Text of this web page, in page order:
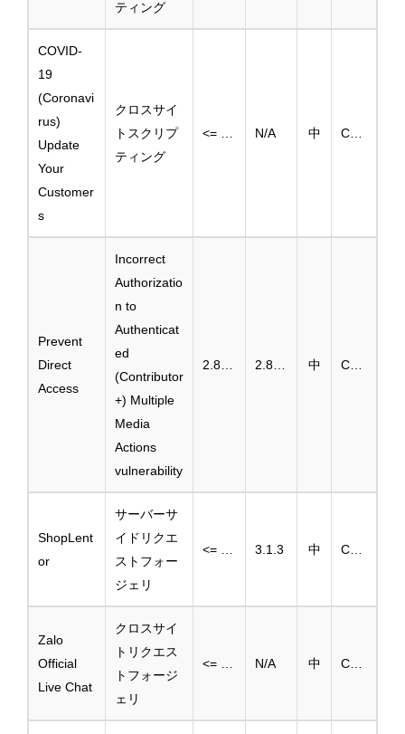
ティング
COVID-
19
(Coronavi
rus)
Update
Your
Customer
s
クロスサイ
トスクリプ
ティング
N/A 中
Prevent
Direct
Access
Incorrect
Authorizatio
n to
Authenticat
ed
(Contributor
+) Multiple
Media
Actions
vulnerability
中
ShopLent
or
サーバーサ
イドリクエ
ストフォー
ジェリ
3.1.3 中
Zalo
Official
Live Chat
クロスサイ
トリクエス
トフォージ
ェリ
N/A 中